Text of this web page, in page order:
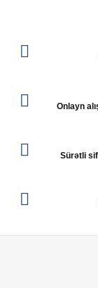
Onlayn
Sürətli